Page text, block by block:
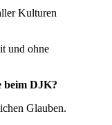
Kulturen
und ohne
beim DJK?
Glauben.